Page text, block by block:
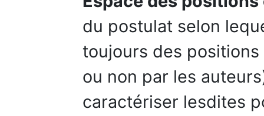
du postulat selon
toujours des
ou non par les
caractériser lesdites